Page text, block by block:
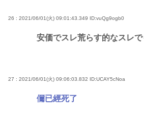
26 : 2021/06/01(火) 09:01:43.349 ID:vuQg9ogb0
安価でスレ荒らす的なスレ
27 : 2021/06/01(火) 09:06:03.832 ID:UCAY5cNoa
儞已經死了